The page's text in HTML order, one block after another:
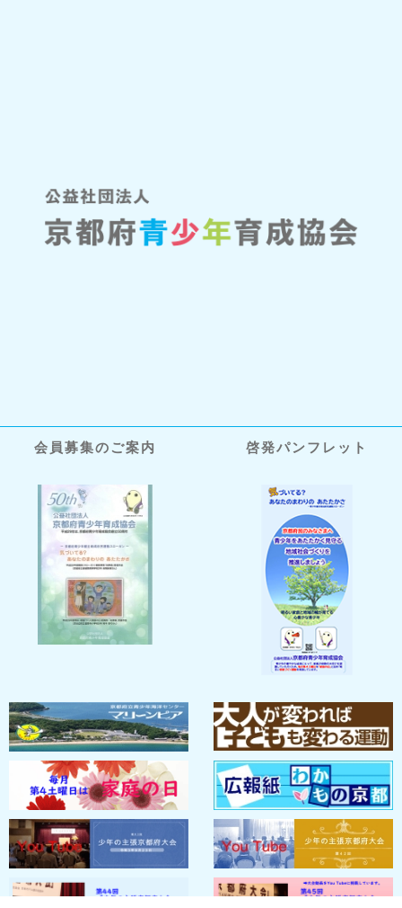
会員募集のご案内 啓発パンフレット